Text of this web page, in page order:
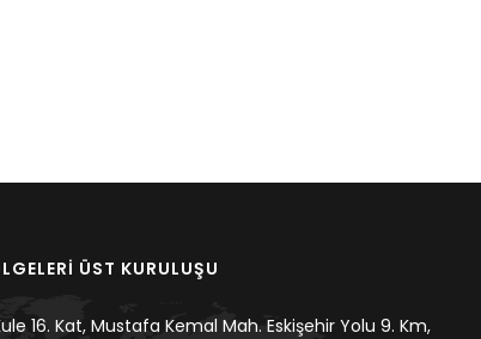
ÜST KURULUŞU
16. Kat, Mustafa Kemal Mah. Eskişehir Yolu 9. Km,